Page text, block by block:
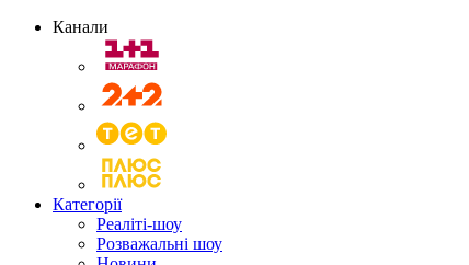
Канали
Категорії
Реаліті-шоу
Розважальні шоу